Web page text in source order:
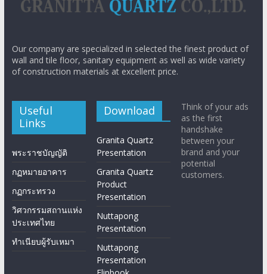
Our company are specialized in selected the finest product of
wall and tile floor, sanitary equipment as well as wide variety
of construction materials at excellent price.
Useful
Links
พระราชบัญญัติ
กฏหมายอาคาร
กฏกระทรวง
วิศวกรรมสถานแห่ง
ประเทศไทย
ทำเนียบผู้รับเหมา
Download
Granita Quartz
Presentation
Granita Quartz
Product
Presentation
Nuttapong
Presentation
Nuttapong
Presentation
Think of your ads
as the first
handshake
between your
brand and your
potential
customers.